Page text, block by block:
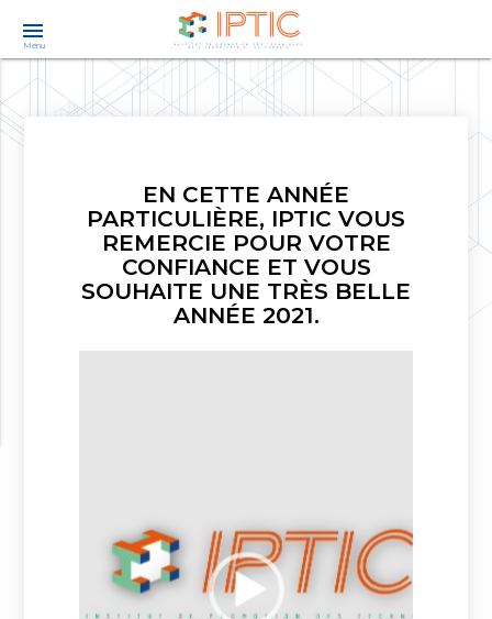
menu
Menu
EN CETTE ANNÉE
PARTICULIÈRE, IPTIC VOUS
REMERCIE POUR VOTRE
CONFIANCE ET VOUS
SOUHAITE UNE TRÈS BELLE
ANNÉE 2021.